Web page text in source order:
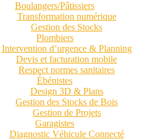
Boulangers/Pâtissiers
Transformation numérique
Gestion des Stocks
Plombiers
Intervention d’urgence & Planning
Devis et facturation mobile
Respect normes sanitaires
Ébénistes
Design 3D & Plans
Gestion des Stocks de Bois
Gestion de Projets
Garagistes
Diagnostic Véhicule Connecté